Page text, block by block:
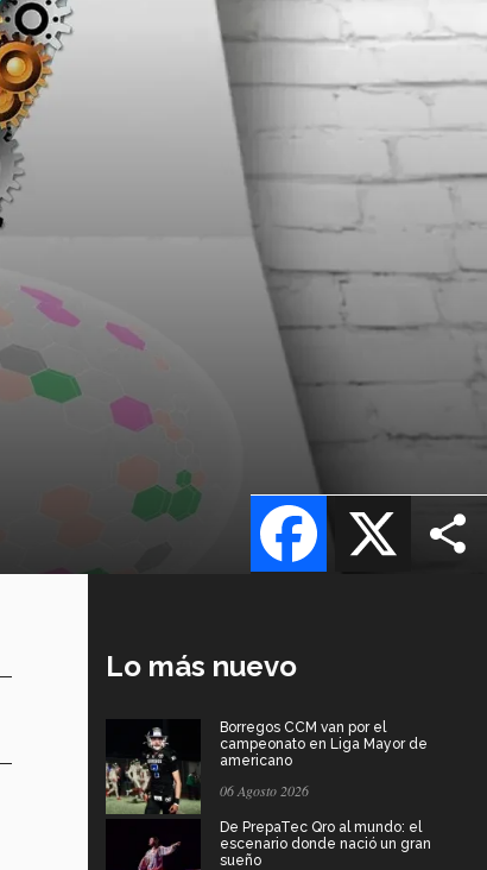
X
Facebook
Lo más nuevo
Borregos CCM van por el
campeonato en Liga Mayor de
americano
06 Agosto 2026
De PrepaTec Qro al mundo: el
escenario donde nació un gran
sueño